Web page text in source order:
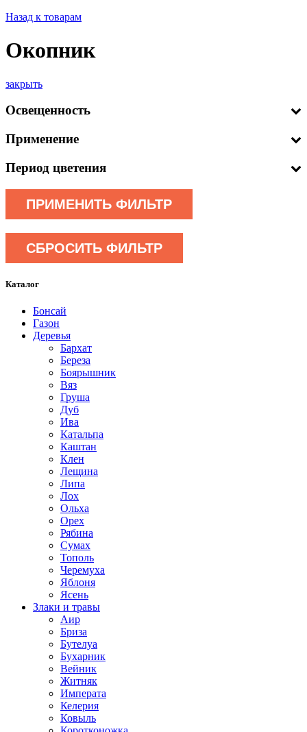
Назад к товарам
Окопник
закрыть
Освещенность
Применение
Период цветения
ПРИМЕНИТЬ ФИЛЬТР
СБРОСИТЬ ФИЛЬТР
Каталог
Бонсай
Газон
Деревья
Бархат
Береза
Боярышник
Вяз
Груша
Дуб
Ива
Катальпа
Каштан
Клен
Лещина
Липа
Лох
Ольха
Орех
Рябина
Сумах
Тополь
Черемуха
Яблоня
Ясень
Злаки и травы
Аир
Бриза
Бутелуа
Бухарник
Вейник
Житняк
Императа
Келерия
Ковыль